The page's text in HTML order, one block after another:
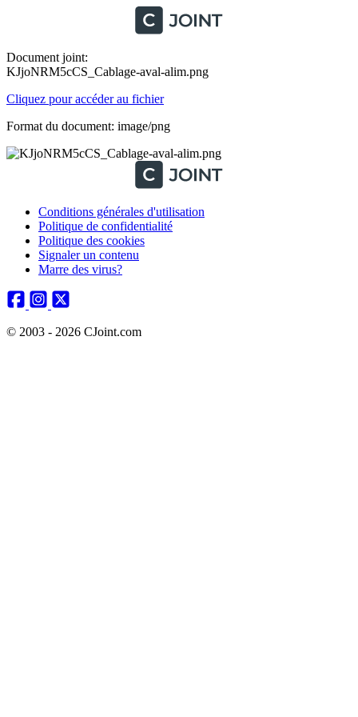
Document joint:
KJjoNRM5cCS_Cablage-aval-alim.png
Cliquez pour accéder au fichier
Format du document: image/png
Conditions générales d'utilisation
Politique de confidentialité
Politique des cookies
Signaler un contenu
Marre des virus?
© 2003 - 2026 CJoint.com